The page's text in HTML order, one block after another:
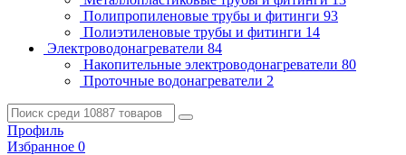
Полипропиленовые трубы и фитинги 93
Полиэтиленовые трубы и фитинги 14
Электроводонагреватели 84
Накопительные электроводонагреватели 80
Проточные водонагреватели 2
Профиль
Избранное 0